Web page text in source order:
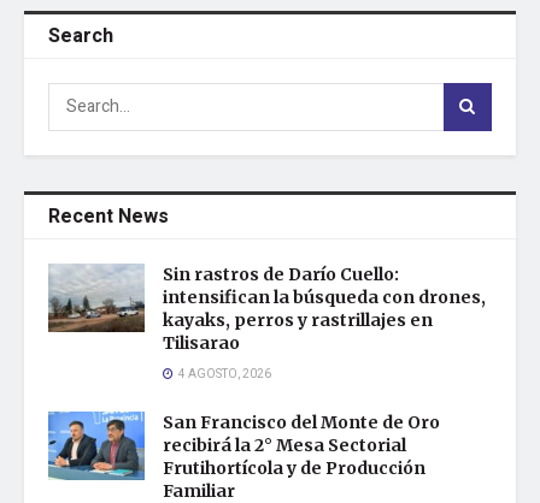
Search
Recent News
Sin rastros de Darío Cuello:
intensifican la búsqueda con drones,
kayaks, perros y rastrillajes en
Tilisarao
4 AGOSTO, 2026
San Francisco del Monte de Oro
recibirá la 2° Mesa Sectorial
Frutihortícola y de Producción
Familiar